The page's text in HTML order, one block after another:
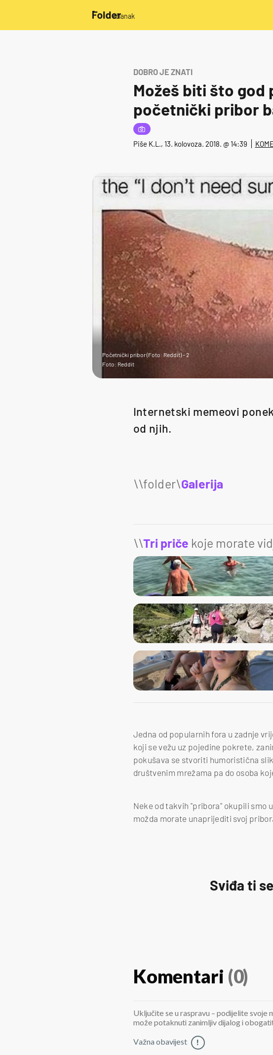
/članak
DOBRO JE ZNATI
Možeš biti što god
početnički pribor
Piše K.L., 13. kolovoza. 2018. @ 14:39
Početnički pribor (Foto: Reddit) - 2
Foto: Reddit
Internetski memeovi
od njih.
Galerija
\\Tri priče koje morate
Jedna od popularnih fora u zadnje
koji se vežu uz pojedine pokrete,
pokušava se stvoriti humoristična
društvenim mrežama pa do osoba
Neke od takvih ''pribora'' okupili smo
možda morate unaprijediti svoj pribor.
Sviđa ti
Komentari (0)
Uključite se u raspravu – podijelite svoje
može potaknuti zanimljiv dijalog i
Važna obavijest !